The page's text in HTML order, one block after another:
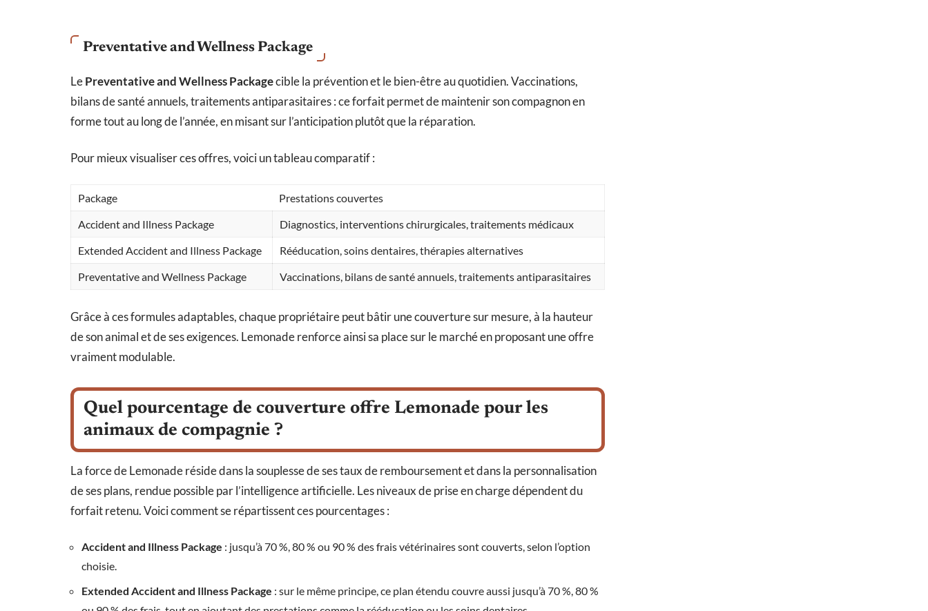
Preventative and Wellness Package
LePreventative and Wellness Packagecible la prévention et le bien-être au quotidien. Vaccinations,
bilans de santé annuels, traitements antiparasitaires : ce forfait permet de maintenir son compagnon en
forme tout au long de l’année, en misant sur l’anticipation plutôt que la réparation.
Pour mieux visualiser ces offres, voici un tableau comparatif :
Package
Prestations couvertes
Accident and Illness Package
Diagnostics, interventions chirurgicales, traitements médicaux
Extended Accident and Illness Package
Rééducation, soins dentaires, thérapies alternatives
Preventative and Wellness Package
Vaccinations, bilans de santé annuels, traitements antiparasitaires
Grâce à ces formules adaptables, chaque propriétaire peut bâtir une couverture sur mesure, à la hauteur
de son animal et de ses exigences. Lemonade renforce ainsi sa place sur le marché en proposant une offre
vraiment modulable.
Quel pourcentage de couverture offre Lemonade pour les
animaux de compagnie ?
La force de Lemonade réside dans la souplesse de ses taux de remboursement et dans la personnalisation
de ses plans, rendue possible par l’intelligence artificielle. Les niveaux de prise en charge dépendent du
forfait retenu. Voici comment se répartissent ces pourcentages :
Accident and Illness Package : jusqu’à 70 %, 80 % ou 90 % des frais vétérinaires sont couverts, selon l’option
choisie.
Extended Accident and Illness Package : sur le même principe, ce plan étendu couvre aussi jusqu’à 70 %, 80 %